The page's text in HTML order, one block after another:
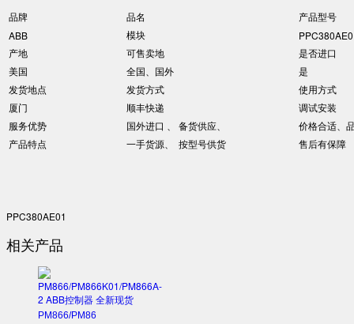
品牌 品名
产品型号
ABB
模块
产地
可售卖地
是否进口
美国
全国、国外
是
发货地点
发货方式
使用方式
厦门
顺丰快递
调试安装
服务优势
国外进口 、 备货供应、
价格合适、
产品特点
一手货源、 按型号供货 售后有保障
PPC380AE01
相关产品
PM866/PM86